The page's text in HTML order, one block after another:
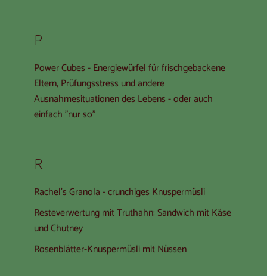
P
Power Cubes - Energiewürfel für frischgebackene
Eltern, Prüfungsstress und andere
Ausnahmesituationen des Lebens - oder auch
einfach "nur so"
R
Rachel's Granola - crunchiges Knuspermüsli
Resteverwertung mit Truthahn: Sandwich mit Käse
und Chutney
Rosenblätter-Knuspermüsli mit Nüssen